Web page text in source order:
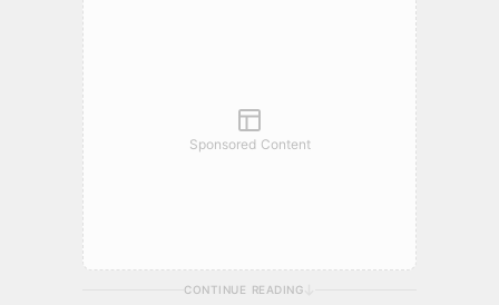
Sponsored Content
CONTINUE READING